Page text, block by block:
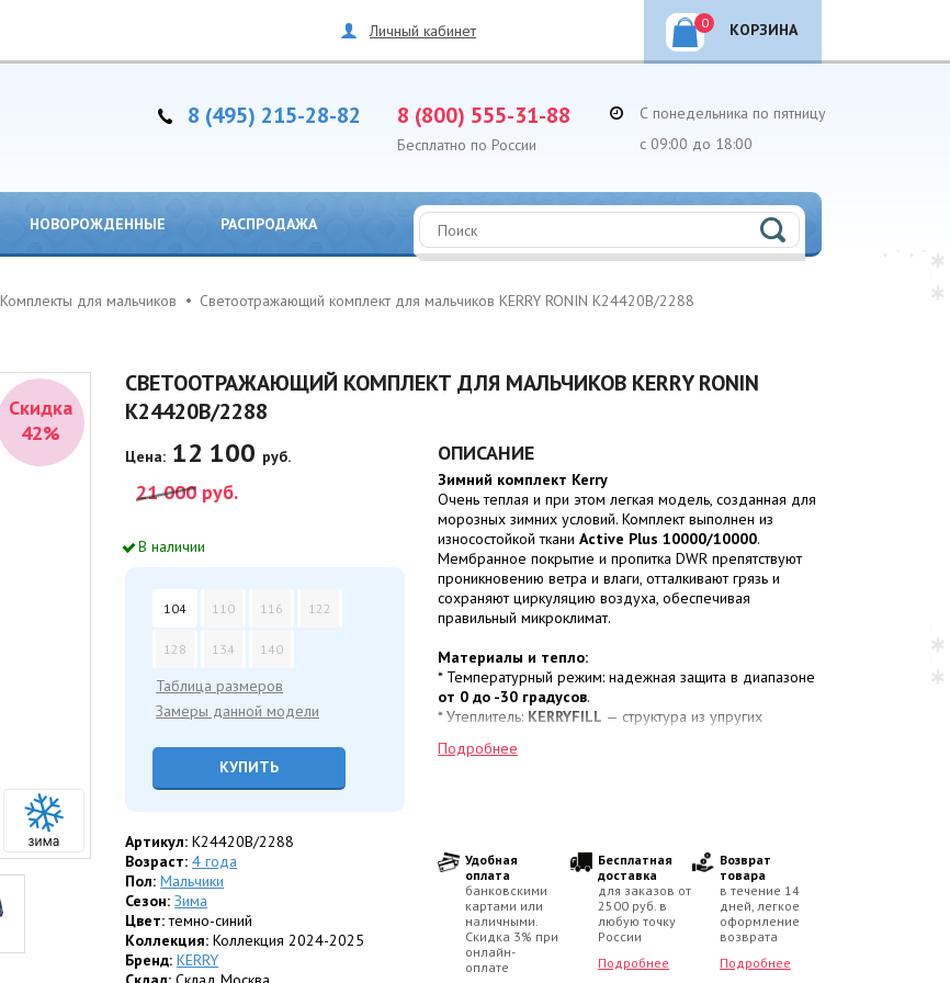
Личный кабинет КОРЗИНА
0
8 (495) 215-28-82 8 (800) 555-31-88
Бесплатно по России
С понедельника по пятницу
с 09:00 до 18:00
НОВОРОЖДЕННЫЕ РАСПРОДАЖА
Комплекты для мальчиков Светоотражающий комплект для мальчиков KERRY RONIN K24420B/2288
Скидка
42%
СВЕТООТРАЖАЮЩИЙ КОМПЛЕКТ ДЛЯ МАЛЬЧИКОВ KERRY RONIN
K24420B/2288
Цена: 12 100 руб.
21 000 руб.
В наличии
104 110 116 122
128 134 140
Таблица размеров
Замеры данной модели
КУПИТЬ
Артикул:K24420B/2288
Возраст:4 года
Пол:Мальчики
Сезон:Зима
Цвет:темно-синий
Коллекция:Коллекция 2024-2025
Бренд:KERRY
ОПИСАНИЕ
Зимний комплект Kerry
Очень теплая и при этом легкая модель, созданная для
морозных зимних условий. Комплект выполнен из
износостойкой тканиActive Plus 10000/10000.
Мембранное покрытие и пропитка DWR препятствуют
проникновению ветра и влаги, отталкивают грязь и
сохраняют циркуляцию воздуха, обеспечивая
правильный микроклимат.
Материалы и тепло:
* Температурный режим: надежная защита в диапазоне
от 0 до -30 градусов.
* Утеплитель: KERRYFILL — структура из упругих
камеры, превосходящая по теплоизоляции натуральный
* Безопасность: куртка выполнена из
гладкой
светоотражающей ткани.
* Защита от ветра: модель застегивается на молнию с
ветрозащитной планкой.
* Капюшон: утепленный, выполнен съемным. Опушка из
искусственного меха несъемная.
* Детали рукавов: низ собран на эластичные резинки
Подробнее
Удобная
оплата
банковскими
картами или
наличными.
Скидка 3% при
онлайн-
оплате
Бесплатная
доставка
для заказов от
2500 руб. в
любую точку
России
Подробнее
Возврат
товара
в течение 14
дней, легкое
оформление
возврата
Подробнее